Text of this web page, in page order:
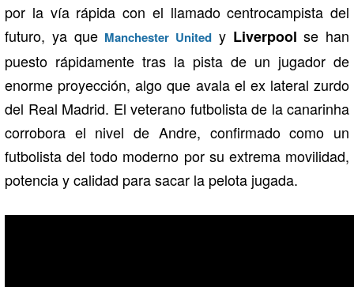
por la vía rápida con el llamado centrocampista del
futuro, ya que Manchester United y Liverpoolse han
puesto rápidamente tras la pista de un jugador de
enorme proyección, algo que avala el ex lateral zurdo
del Real Madrid. El veterano futbolista de la canarinha
corrobora el nivel de Andre, confirmado como un
futbolista del todo moderno por su extrema movilidad,
potencia y calidad para sacar la pelota jugada.